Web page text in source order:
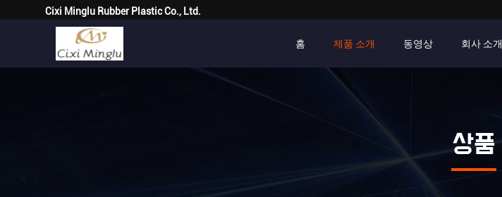
Cixi Minglu Rubber Plastic Co., Ltd.
홈 제품 소개 동영상 회사 소개
상품